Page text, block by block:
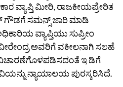
ವ್ಯಾಪ್ತಿ ಮೀರಿ, ರಾಜಕೀಯಪ್ರೇರಿತ
ಗೌಡಗೆ ಸಮನ್ಸ್‌ ಜಾರಿ ಮಾಡಿ
ವ್ಯಾಪ್ತಿಯು ಸುಪ್ರೀಂ
ಅವರಿಗೆ ವಕೀಲನಾಗಿ ಸಲಹೆ
ವಿಚಾರಣೆಗೊಳಪಡಿಸದಂತೆ ಇ ಡಿಗೆ
ನ್ಯಾಯಾಲಯ ಪುರಸ್ಕರಿಸಿದೆ.